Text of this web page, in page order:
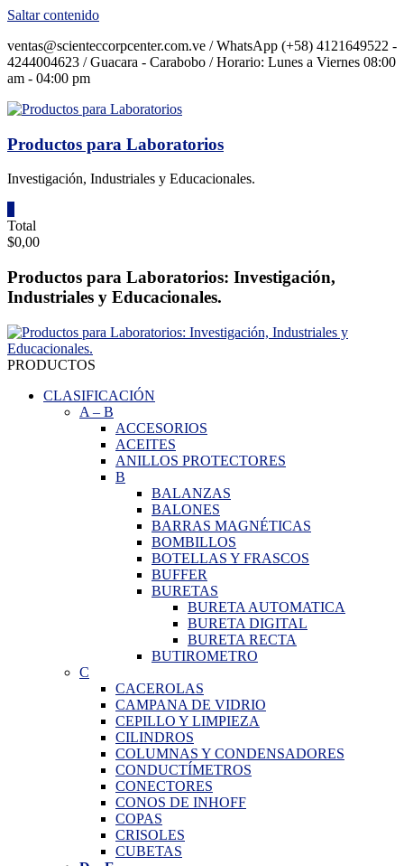
Saltar contenido
ventas@scienteccorpcenter.com.ve / WhatsApp (+58) 4121649522 -
4244004623 / Guacara - Carabobo / Horario: Lunes a Viernes 08:00
am - 04:00 pm
Productos para Laboratorios
Investigación, Industriales y Educacionales.
Total
$0,00
Productos para Laboratorios: Investigación,
Industriales y Educacionales.
PRODUCTOS
CLASIFICACIÓN
A – B
ACCESORIOS
ACEITES
ANILLOS PROTECTORES
B
BALANZAS
BALONES
BARRAS MAGNÉTICAS
BOMBILLOS
BOTELLAS Y FRASCOS
BUFFER
BURETAS
BURETA AUTOMATICA
BURETA DIGITAL
BURETA RECTA
BUTIROMETRO
C
CACEROLAS
CAMPANA DE VIDRIO
CEPILLO Y LIMPIEZA
CILINDROS
COLUMNAS Y CONDENSADORES
CONDUCTÍMETROS
CONECTORES
CONOS DE INHOFF
COPAS
CRISOLES
CUBETAS